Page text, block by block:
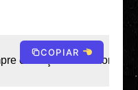
começam com
COPIAR